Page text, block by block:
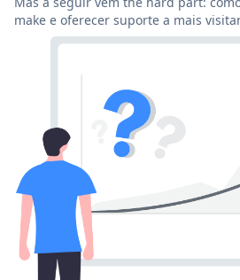
make e oferecer suporte a mais